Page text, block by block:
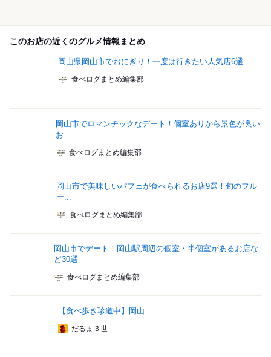
このお店の近くのグルメ情報まとめ
岡山県岡山市でおにぎり！一度は行きたい人気店6選
食べログまとめ編集部
岡山市でロマンチックなデート！個室ありから景色が良い
お...
食べログまとめ編集部
岡山市で美味しいパフェが食べられるお店9選！旬のフル
ー...
食べログまとめ編集部
岡山市でデート！岡山駅周辺の個室・半個室があるお店な
ど30選
食べログまとめ編集部
【食べ歩き珍道中】岡山
だるま３世